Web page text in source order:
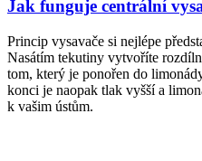
Jak funguje centrální
Princip vysavače si nejlépe
Nasátím tekutiny vytvoříte
tom, který je ponořen do
konci je naopak tlak vyšší a
k vašim ústům.